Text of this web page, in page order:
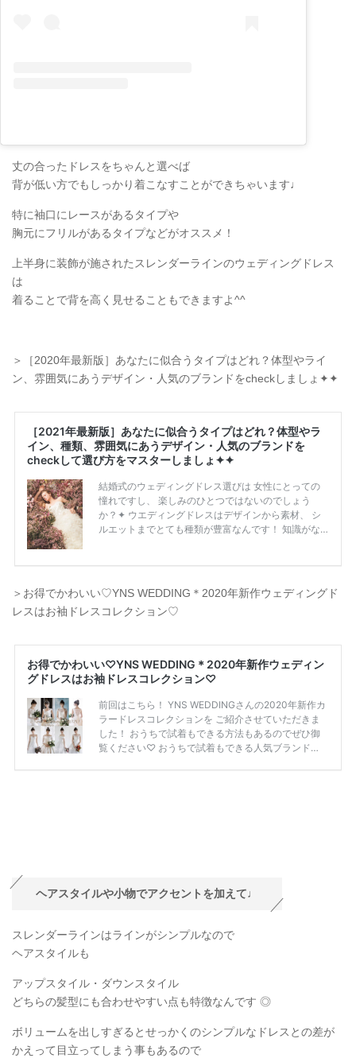
丈の合ったドレスをちゃんと選べば
背が低い方でもしっかり着こなすことができちゃいます♩
特に袖口にレースがあるタイプや
胸元にフリルがあるタイプなどがオススメ！
上半身に装飾が施されたスレンダーラインのウェディングドレス
は
着ることで背を高く見せることもできますよ^^
＞［2020年最新版］あなたに似合うタイプはどれ？体型やライ
ン、雰囲気にあうデザイン・人気のブランドをcheckしましょ✦✦
＞お得でかわいい♡YNS WEDDING＊2020年新作ウェディングド
レスはお袖ドレスコレクション♡
ヘアスタイルや小物でアクセントを加えて♩
スレンダーラインはラインがシンプルなので
ヘアスタイルも
アップスタイル・ダウンスタイル
どちらの髪型にも合わせやすい点も特徴なんです ◎
ボリュームを出しすぎるとせっかくのシンプルなドレスとの差が
かえって目立ってしまう事もあるので